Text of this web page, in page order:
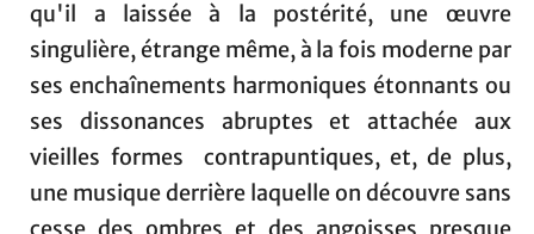
qu'il a laissée à la postérité, une œuvre
singulière, étrange même, à la fois moderne par
ses enchaînements harmoniques étonnants ou
ses dissonances abruptes et attachée aux
vieilles formes contrapuntiques, et, de plus,
une musique derrière laquelle on découvre sans